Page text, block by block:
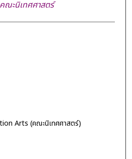
คณะนิเทศศาสตร์
Arts (คณะนิเทศศาสตร์)